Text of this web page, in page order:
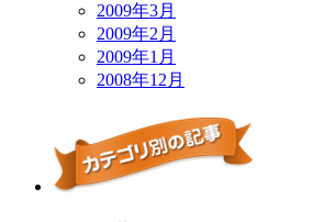
2009年3月
2009年2月
2009年1月
2008年12月